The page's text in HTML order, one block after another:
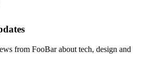
from FooBar about tech, design and